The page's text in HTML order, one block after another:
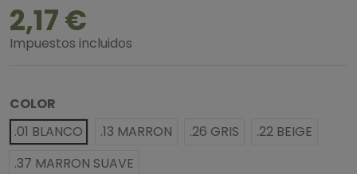
2,17 €
Impuestos incluidos
COLOR
.01 BLANCO
.13 MARRON .26 GRIS
.22 BEIGE
.37 MARRON SUAVE